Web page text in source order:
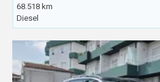
68.518 km
Diesel